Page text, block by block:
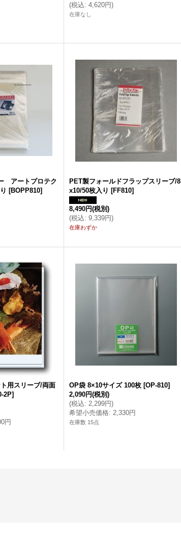
(税込: 4,620円)
在庫なし
アートプロテク
[BOPP810]
PET製フォールドフラップスリーブ/8
x10/50枚入り [FF810]
8,490円(税別)
(税込: 9,339円)
在庫わずか
用スリーブ/両面
2P]
円
OP袋 8×10サイズ 100枚 [OP-810]
2,090円(税別)
(税込: 2,299円)
希望小売価格: 2,330円
在庫数 15点